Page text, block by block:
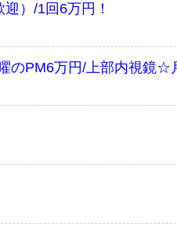
）/1回6万円！
PM6万円/上部内視鏡☆